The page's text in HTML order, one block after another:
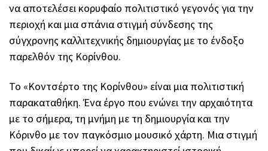
να αποτελέσει κορυφαίο πολιτιστικό γεγονός για την
περιοχή και μια σπάνια στιγμή σύνδεσης της
σύγχρονης καλλιτεχνικής δημιουργίας με το ένδοξο
παρελθόν της Κορίνθου.
Το «Κοντσέρτο της Κορίνθου» είναι μια πολιτιστική
παρακαταθήκη. Ένα έργο που ενώνει την αρχαιότητα
με το σήμερα, τη μνήμη με τη δημιουργία και την
Κόρινθο με τον παγκόσμιο μουσικό χάρτη. Μια στιγμή